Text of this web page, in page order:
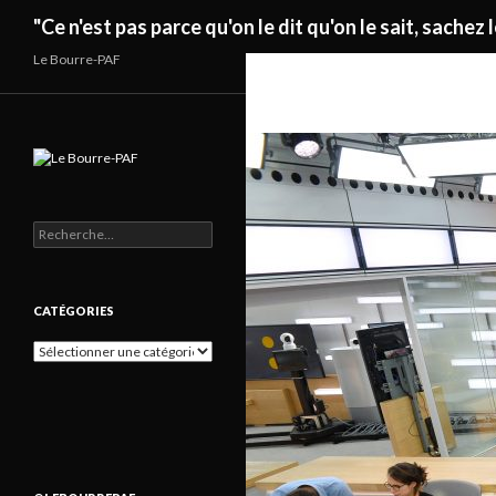
"Ce n'est pas parce qu'on le dit qu'on le sait, sachez
Le Bourre-PAF
Rechercher :
CATÉGORIES
Catégories